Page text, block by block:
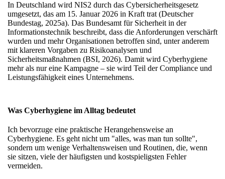
In Deutschland wird NIS2 durch das Cybersicherheitsgesetz
umgesetzt, das am 15. Januar 2026 in Kraft trat (Deutscher
Bundestag, 2025a). Das Bundesamt für Sicherheit in der
Informationstechnik beschreibt, dass die Anforderungen verschärft
wurden und mehr Organisationen betroffen sind, unter anderem
mit klareren Vorgaben zu Risikoanalysen und
Sicherheitsmaßnahmen (BSI, 2026). Damit wird Cyberhygiene
mehr als nur eine Kampagne – sie wird Teil der Compliance und
Leistungsfähigkeit eines Unternehmens.
Was Cyberhygiene im Alltag bedeutet
Ich bevorzuge eine praktische Herangehensweise an
Cyberhygiene. Es geht nicht um "alles, was man tun sollte",
sondern um wenige Verhaltensweisen und Routinen, die, wenn
sie sitzen, viele der häufigsten und kostspieligsten Fehler
vermeiden.